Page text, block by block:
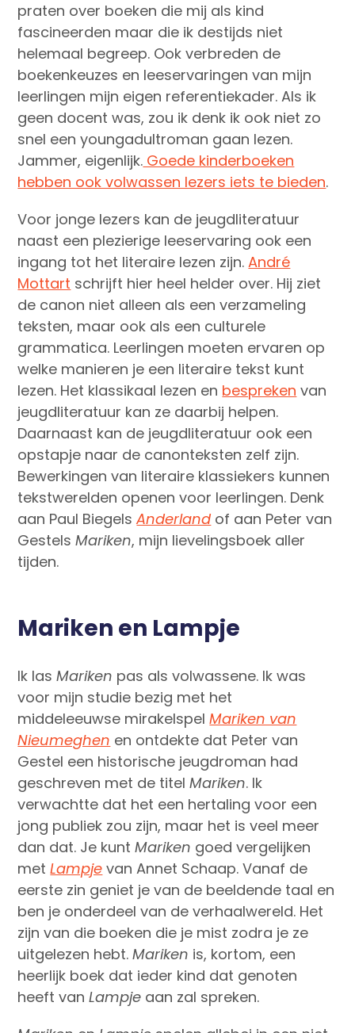
praten over boeken die mij als kind
fascineerden maar die ik destijds niet
helemaal begreep. Ook verbreden de
boekenkeuzes en leeservaringen van mijn
leerlingen mijn eigen referentiekader. Als ik
geen docent was, zou ik denk ik ook niet zo
snel een youngadultroman gaan lezen.
Jammer, eigenlijk. Goede kinderboeken
hebben ook volwassen lezers iets te bieden.
Voor jonge lezers kan de jeugdliteratuur
naast een plezierige leeservaring ook een
ingang tot het literaire lezen zijn.André
Mottart schrijft hier heel helder over. Hij ziet
de canon niet alleen als een verzameling
teksten, maar ook als een culturele
grammatica. Leerlingen moeten ervaren op
welke manieren je een literaire tekst kunt
lezen. Het klassikaal lezen en bespreken van
jeugdliteratuur kan ze daarbij helpen.
Daarnaast kan de jeugdliteratuur ook een
opstapje naar de canonteksten zelf zijn.
Bewerkingen van literaire klassiekers kunnen
tekstwerelden openen voor leerlingen. Denk
aan Paul BiegelsAnderlandof aan Peter van
GestelsMariken, mijn lievelingsboek aller
tijden.
Mariken en Lampje
Ik lasMariken pas als volwassene. Ik was
voor mijn studie bezig met het
middeleeuwse mirakelspelMariken van
Nieumeghen en ontdekte dat Peter van
Gestel een historische jeugdroman had
geschreven met de titelMariken. Ik
verwachtte dat het een hertaling voor een
jong publiek zou zijn, maar het is veel meer
dan dat. Je kuntMariken goed vergelijken
metLampje van Annet Schaap. Vanaf de
eerste zin geniet je van de beeldende taal en
ben je onderdeel van de verhaalwereld. Het
zijn van die boeken die je mist zodra je ze
uitgelezen hebt.Mariken is, kortom, een
heerlijk boek dat ieder kind dat genoten
heeft vanLampje aan zal spreken.